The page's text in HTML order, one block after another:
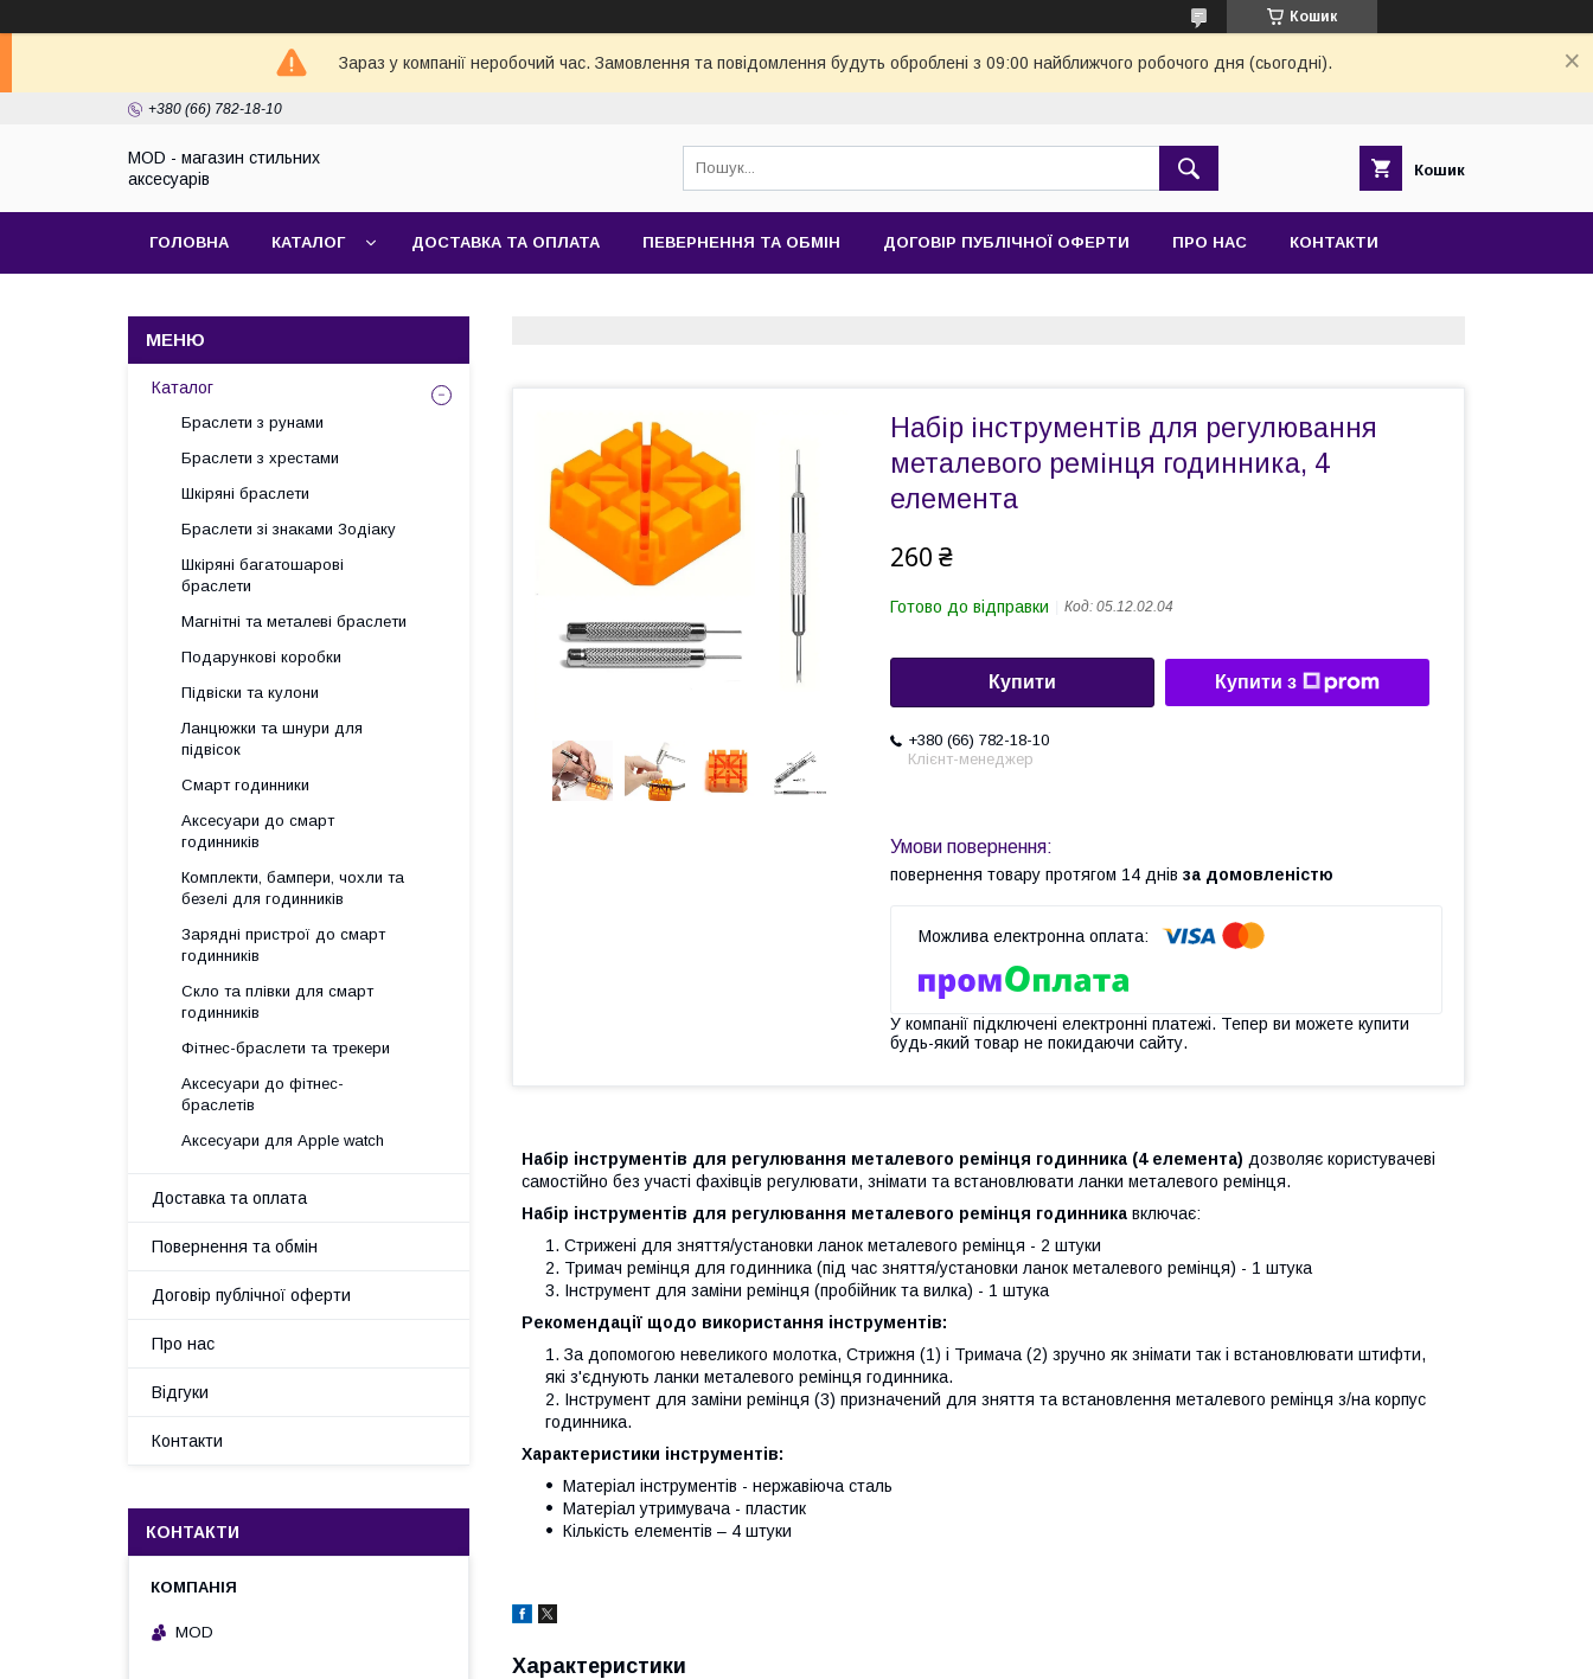
Кошик
Зараз у компанії неробочий час. Замовлення та повідомлення будуть оброблені з 09:00 найближчого робочого дня (сьогодні).
+380 (66) 782-18-10
MOD - магазин стильних
аксесуарів
Кошик
ГОЛОВНА КАТАЛОГ ДОСТАВКА ТА ОПЛАТА ПЕВЕРНЕННЯ ТА ОБМІН ДОГОВІР ПУБЛІЧНОЇ ОФЕРТИ ПРО НАС КОНТАКТИ
Набір інструментів для регулювання
металевого ремінця годинника, 4
елемента
260 ₴
Готово до відправки Код: 05.12.02.04
Купити Купити з
+380 (66) 782-18-10
Клієнт-менеджер
повернення товару протягом 14 днів за домовленістю
У компанії підключені електронні платежі. Тепер ви можете купити
будь-який товар не покидаючи сайту.
Набір інструментів для регулювання металевого ремінця годинника (4 елемента) дозволяє користувачеві
самостійно без участі фахівців регулювати, знімати та встановлювати ланки металевого ремінця.
Набір інструментів для регулювання металевого ремінця годинника включає:
Стрижені для зняття/установки ланок металевого ремінця - 2 штуки
Тримач ремінця для годинника (під час зняття/установки ланок металевого ремінця) - 1 штука
Інструмент для заміни ремінця (пробійник та вилка) - 1 штука
Рекомендації щодо використання інструментів:
За допомогою невеликого молотка, Стрижня (1) і Тримача (2) зручно як знімати так і встановлювати штифти,
які з'єднують ланки металевого ремінця годинника.
Інструмент для заміни ремінця (3) призначений для зняття та встановлення металевого ремінця з/на корпус
годинника.
Характеристики інструментів:
Матеріал інструментів - нержавіюча сталь
Матеріал утримувача - пластик
Кількість елементів – 4 штуки
Характеристики
Каталог
Браслети з рунами
Браслети з хрестами
Шкіряні браслети
Браслети зі знаками Зодіаку
Шкіряні багатошарові
браслети
Магнітні та металеві браслети
Подарункові коробки
Підвіски та кулони
Ланцюжки та шнури для
підвісок
Смарт годинники
Аксесуари до смарт
годинників
Комплекти, бампери, чохли та
безелі для годинників
Зарядні пристрої до смарт
годинників
Скло та плівки для смарт
годинників
Фітнес-браслети та трекери
Аксесуари до фітнес-
браслетів
Аксесуари для Apple watch
Доставка та оплата
Повернення та обмін
Договір публічної оферти
Про нас
Відгуки
Контакти
КОНТАКТИ
MOD